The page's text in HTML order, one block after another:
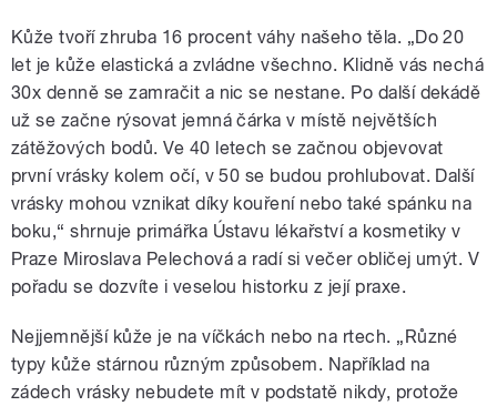
Kůže tvoří zhruba 16 procent váhy našeho těla. „Do 20
let je kůže elastická a zvládne všechno. Klidně vás nechá
30x denně se zamračit a nic se nestane. Po další dekádě
už se začne rýsovat jemná čárka v místě největších
zátěžových bodů. Ve 40 letech se začnou objevovat
první vrásky kolem očí, v 50 se budou prohlubovat. Další
vrásky mohou vznikat díky kouření nebo také spánku na
boku,“ shrnuje primářka Ústavu lékařství a kosmetiky v
Praze Miroslava Pelechová a radí si večer obličej umýt. V
pořadu se dozvíte i veselou historku z její praxe.
Nejjemnější kůže je na víčkách nebo na rtech. „Různé
typy kůže stárnou různým způsobem. Například na
zádech vrásky nebudete mít v podstatě nikdy, protože